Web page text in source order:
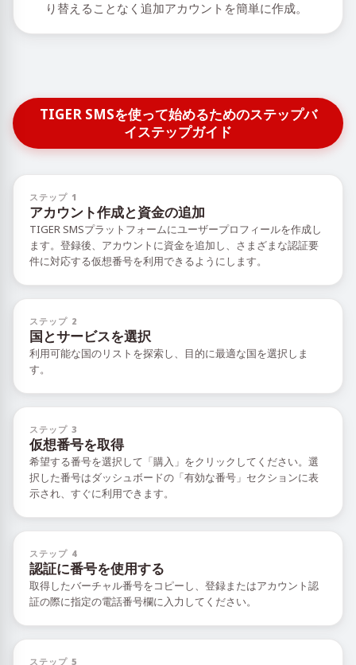
り替えることなく追加アカウントを簡単に作成。
TIGER SMSを使って始めるためのステップバ
イステップガイド
ステップ 1
アカウント作成と資金の追加
TIGER SMSプラットフォームにユーザープロフィールを作成し
ます。登録後、アカウントに資金を追加し、さまざまな認証要
件に対応する仮想番号を利用できるようにします。
ステップ 2
国とサービスを選択
利用可能な国のリストを探索し、目的に最適な国を選択しま
す。
ステップ 3
仮想番号を取得
希望する番号を選択して「購入」をクリックしてください。選
択した番号はダッシュボードの「有効な番号」セクションに表
示され、すぐに利用できます。
ステップ 4
認証に番号を使用する
取得したバーチャル番号をコピーし、登録またはアカウント認
証の際に指定の電話番号欄に入力してください。
ステップ 5